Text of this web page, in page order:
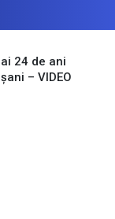
24 de ani
– VIDEO